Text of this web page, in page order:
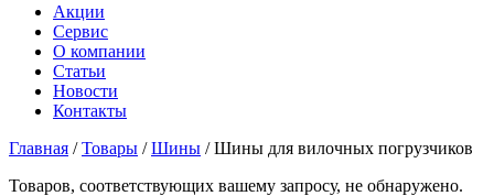
Акции
Сервис
О компании
Статьи
Новости
Контакты
Главная /Товары /Шины /Шины для вилочных погрузчиков
Товаров, соответствующих вашему запросу, не обнаружено.